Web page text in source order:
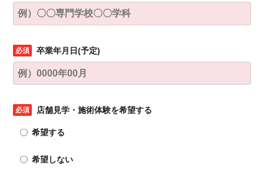
卒業年月日(予定)
店舗見学・施術体験を希望する
希望する
希望しない